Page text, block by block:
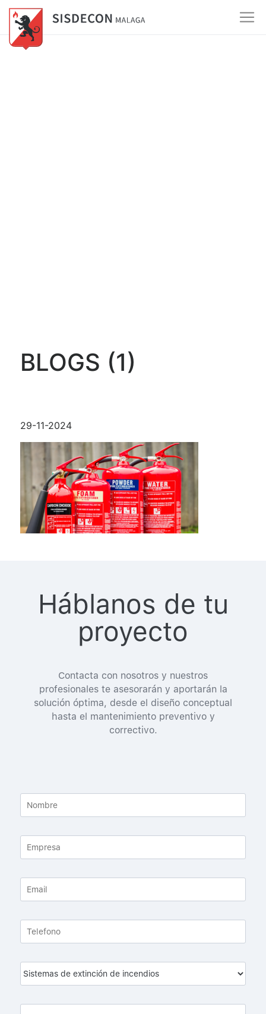
BLOGS (1)
29-11-2024
Háblanos de tu
proyecto
Contacta con nosotros y nuestros
profesionales te asesorarán y aportarán la
solución óptima, desde el diseño conceptual
hasta el mantenimiento preventivo y
correctivo.